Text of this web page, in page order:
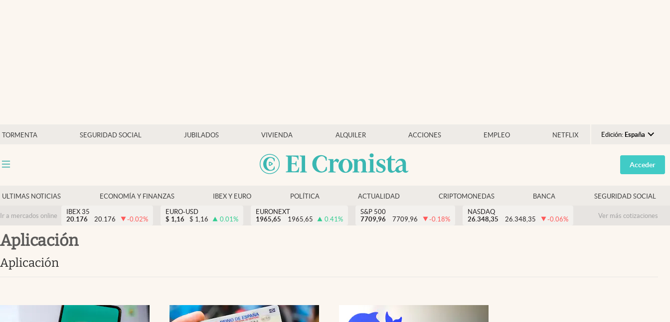
TORMENTA SEGURIDAD SOCIAL JUBILADOS VIVIENDA ALQUILER ACCIONES EMPLEO NETFLIX Edición: España
Argentina
España
USA
Colombia
Acceder
ULTIMAS NOTICIAS ECONOMÍA Y FINANZAS IBEX Y EURO POLÍTICA ACTUALIDAD CRIPTOMONEDAS BANCA SEGURIDAD SOCIAL
Ir a mercados online
IBEX 35
20.176
20.176 -0.02%
EURO-USD
$ 1,16 $ 1,16 0.01%
EURONEXT
1965,65
1965,65 0.41%
S&P 500
7709,96
7709,96 -0.18%
NASDAQ
26.348,35
26.348,35 -0.06% Ver más cotizaciones
aplicación
aplicación